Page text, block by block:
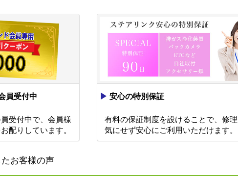
員受付中
受付中で、会員様
配りしています。
▶ 安心の特別保証
有料の保証制度を設けることで、修
気にせず安心にご利用いただけます。
たお客様の声